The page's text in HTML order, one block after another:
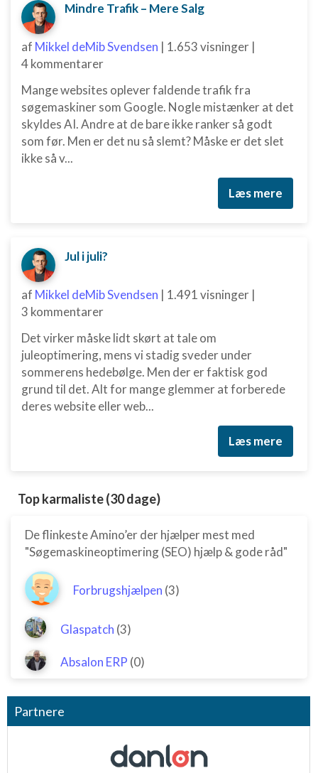
Mindre Trafik – Mere Salg
af Mikkel deMib Svendsen | 1.653 visninger |
4 kommentarer
Mange websites oplever faldende trafik fra
søgemaskiner som Google. Nogle mistænker at det
skyldes AI. Andre at de bare ikke ranker så godt
som før. Men er det nu så slemt? Måske er det slet
ikke så v...
Læs mere
Jul i juli?
af Mikkel deMib Svendsen | 1.491 visninger |
3 kommentarer
Det virker måske lidt skørt at tale om
juleoptimering, mens vi stadig sveder under
sommerens hedebølge. Men der er faktisk god
grund til det. Alt for mange glemmer at forberede
deres website eller web...
Læs mere
Top karmaliste (30 dage)
De flinkeste Amino’er der hjælper mest med
"Søgemaskineoptimering (SEO) hjælp & gode råd"
Forbrugshjælpen (3)
Glaspatch (3)
Absalon ERP (0)
Partnere